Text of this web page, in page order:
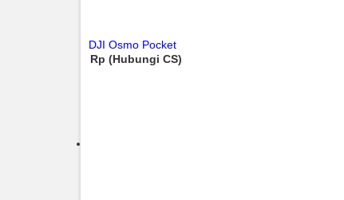
DJI Osmo Pocket
Rp (Hubungi CS)